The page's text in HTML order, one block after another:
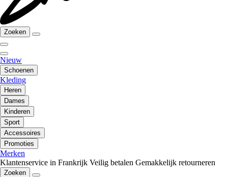
Zoeken
Nieuw
Schoenen
Kleding
Heren
Dames
Kinderen
Sport
Accessoires
Promoties
Merken
Klantenservice in Frankrijk Veilig betalen Gemakkelijk retourneren
Zoeken